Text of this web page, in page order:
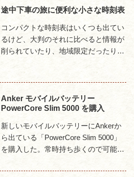
る。こういった付属品のほうが場所...
途中下車の旅に便利な小さな時刻表
コンパクトな時刻表はいくつも出てい
るけど、大判のそれに比べると情報が
削られていたり、地域限定だったりし
Anker モバイルバッテリー
PowerCore Slim 5000 を購入
新しいモバイルバッテリーにAnkerか
ら出ている「PowerCore Slim 5000」
を購入した。常時持ち歩くので可能な
としてはスマホを1〜2回充電できれば